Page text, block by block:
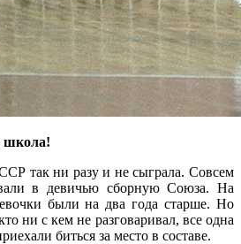
школа!
так ни разу и не сыграла. Совсем
в девичью сборную Союза. На
были на два года старше. Но
ни с кем не разговаривал, все одна
биться за место в составе.